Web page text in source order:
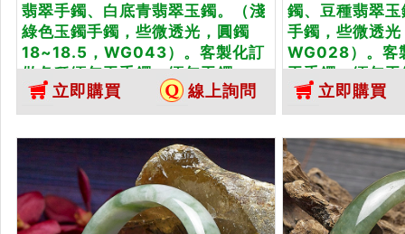
翡翠手鐲、白底青翡翠玉鐲。（淺
綠色玉鐲手鐲，些微透光，圓鐲
18~18.5，WG043）。客製化訂
做各種緬甸玉手鐲，緬甸玉鐲。...
立即購買 線上詢問
鐲、豆種翡翠
手鐲，些微透
WG028）。客
玉手鐲，緬甸
雙證書立即購買